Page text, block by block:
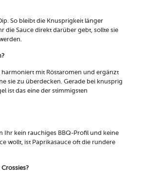
So bleibt die Knusprigkeit länger
die Sauce direkt darüber gebt, sollte sie
harmoniert mit Röstaromen und ergänzt
sie zu überdecken. Gerade bei knusprig
ist das eine der stimmigsten
Ihr kein rauchiges BBQ-Profil und keine
wollt, ist Paprikasauce oft die rundere